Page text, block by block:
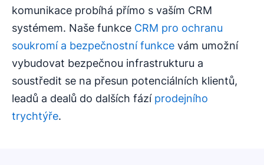
komunikace probíhá přímo s vaším CRM
systémem. Naše funkce CRM pro ochranu
soukromí a bezpečnostní funkce vám umožní
vybudovat bezpečnou infrastrukturu a
soustředit se na přesun potenciálních klientů,
leadů a dealů do dalších fází prodejního
trychtýře.